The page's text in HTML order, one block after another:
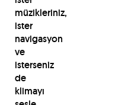
müzikleriniz,
ister
navigasyon
ve
isterseniz
de
klimayı